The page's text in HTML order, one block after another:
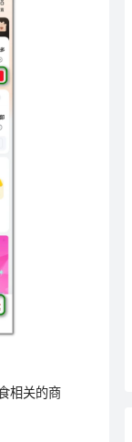
相关的商